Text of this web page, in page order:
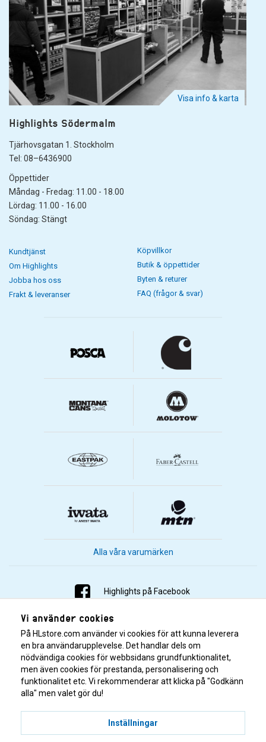
Visa info & karta
Highlights Södermalm
Tjärhovsgatan 1. Stockholm
Tel: 08–6436900
Öppettider
Måndag - Fredag: 11.00 - 18.00
Lördag: 11.00 - 16.00
Söndag: Stängt
Kundtjänst
Om Highlights
Jobba hos oss
Frakt & leveranser
Köpvillkor
Butik & öppettider
Byten & returer
FAQ (frågor & svar)
Alla våra varumärken
Highlights på Facebook
Highlights på Instagram
Highlights på Youtube
Highlights på Tiktok
Vi använder cookies
På HLstore.com använder vi cookies för att kunna leverera
en bra användarupplevelse. Det handlar dels om
nödvändiga cookies för webbsidans grundfunktionalitet,
men även cookies för prestanda, personalisering och
funktionalitet etc. Vi rekommenderar att klicka på "Godkänn
alla" men valet gör du!
Inställningar